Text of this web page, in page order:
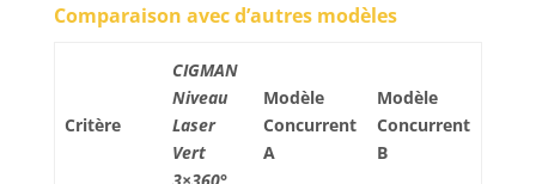
vie. N'hésitez pas à
Comparaison avec d’autres modèles
Critère
CIGMAN
Niveau
Laser
Vert
Modèle
Concurrent
A
Modèle
Concurrent
B